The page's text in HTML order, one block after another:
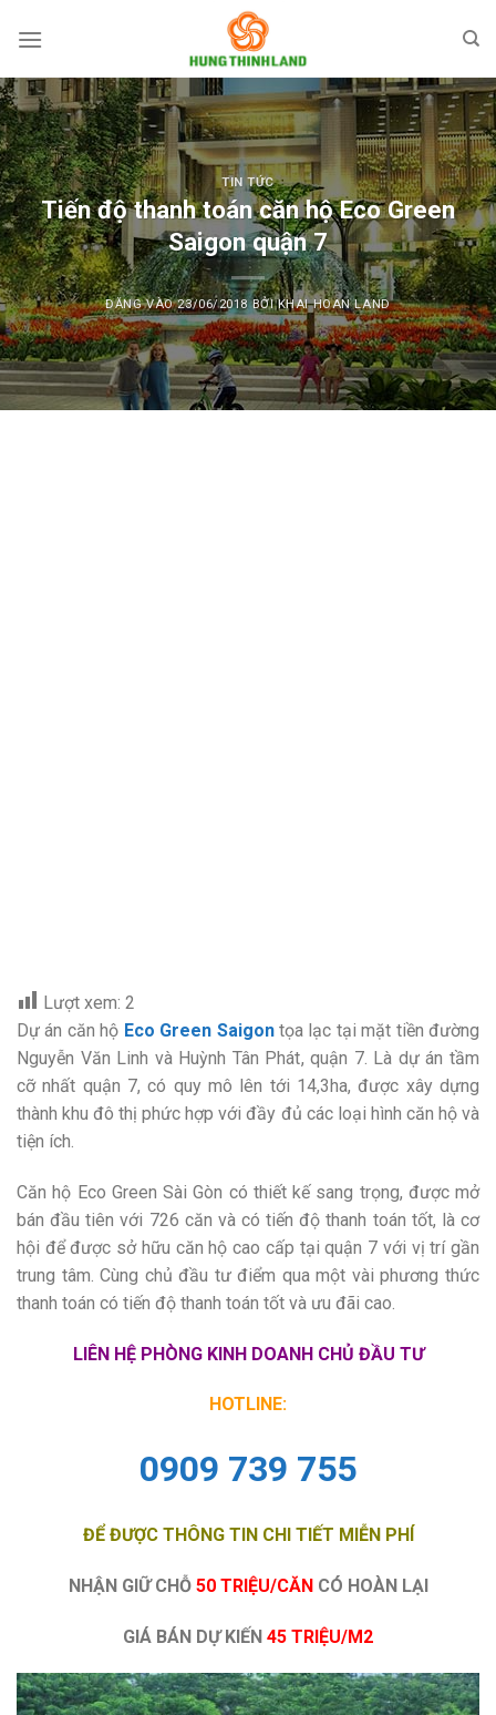
qua
dung
TIN TỨC
Tiến độ thanh toán căn hộ Eco Green
Saigon quận 7
ĐĂNG VÀO23/06/2018 BỞIKHAI HOAN LAND
Lượt xem: 2
Dự án căn hộ Eco Green Saigontọa lạc tại mặt tiền đường
Nguyễn Văn Linh và Huỳnh Tân Phát, quận 7. Là dự án tầm
cỡ nhất quận 7, có quy mô lên tới 14,3ha, được xây dựng
thành khu đô thị phức hợp với đầy đủ các loại hình căn hộ và
tiện ích.
Căn hộ Eco Green Sài Gòn có thiết kế sang trọng, được mở
bán đầu tiên với 726 căn và có tiến độ thanh toán tốt, là cơ
hội để được sở hữu căn hộ cao cấp tại quận 7 với vị trí gần
trung tâm. Cùng chủ đầu tư điểm qua một vài phương thức
thanh toán có tiến độ thanh toán tốt và ưu đãi cao.
LIÊN HỆ PHÒNG KINH DOANH CHỦ ĐẦU TƯ
HOTLINE:
0909 739 755
ĐỂ ĐƯỢC THÔNG TIN CHI TIẾT MIỄN PHÍ
NHẬN GIỮ CHỖ 50 TRIỆU/CĂNCÓ HOÀN LẠI
GIÁ BÁN DỰ KIẾN 45 TRIỆU/M2